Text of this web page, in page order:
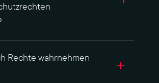
Rechte wahrnehmen